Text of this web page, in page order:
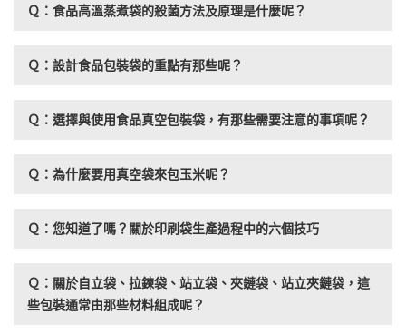
Ｑ：食品高溫蒸煮袋的殺菌方法及原理是什麼呢？
Ｑ：設計食品包裝袋的重點有那些呢？
Ｑ：選擇與使用食品真空包裝袋，有那些需要注意的事項呢？
Ｑ：為什麼要用真空袋來包玉米呢？
Ｑ：您知道了嗎？關於印刷袋生產過程中的六個技巧
Ｑ：關於自立袋、拉鍊袋、站立袋、夾鏈袋、站立夾鏈袋，這
些包裝通常由那些材料組成呢？